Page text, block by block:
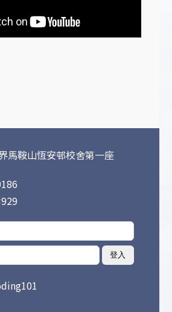
馬鞍山恆安邨校舍第一座
登入